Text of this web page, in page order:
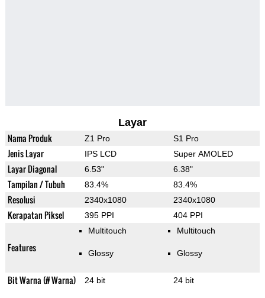
Layar
Nama Produk Z1 Pro S1 Pro
Jenis Layar IPS LCD Super AMOLED
Layar Diagonal 6.53" 6.38"
Tampilan / Tubuh 83.4% 83.4%
Resolusi 2340x1080 2340x1080
Kerapatan Piksel 395 PPI 404 PPI
Features
Multitouch
Glossy
Multitouch
Glossy
Bit Warna (# Warna) 24 bit 24 bit